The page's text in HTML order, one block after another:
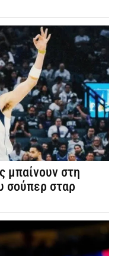
μπαίνουν στη
σούπερ σταρ